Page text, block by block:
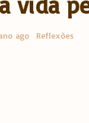
ago Reflexões